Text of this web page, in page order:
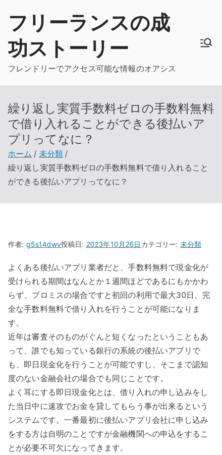
フリーランスの成
功ストーリー
フレンドリーでアクセス可能な情報のオアシス
繰り返し実質手数料ゼロの手数料無料
で借り入れることができる後払いア
プリってなに？
ホーム
未分類
繰り返し実質手数料ゼロの手数料無料で借り入れること
ができる後払いアプリってなに？
作者: g5s14dwv投稿日: 2023年10月26日 カテゴリー: 未分類
よくある後払いアプリ業者だと、手数料無料で現金化が
受けられる期間はなんとか１週間ほどであるにもかかわ
らず、プロミスの場合ですと初回の利用で最大30日、完
全な手数料無料で借り入れを行うことが可能になりま
す。
近年は審査そのものがぐんと短くなったということもあ
って、誰でも知っている銀行の系統の後払いアプリで
も、即日現金化を行うことが可能ですし、そこまで認知
度のない金融会社の場合でも同じことです。
よく耳にする即日現金化とは、借り入れの申し込みをし
た当日中に速攻でお金を貸してもらう事が出来るという
システムです。一番最初に後払いアプリ会社に申し込み
をする方は自明のことですが金融機関への申込をするこ
とが必要不可欠になってきます。